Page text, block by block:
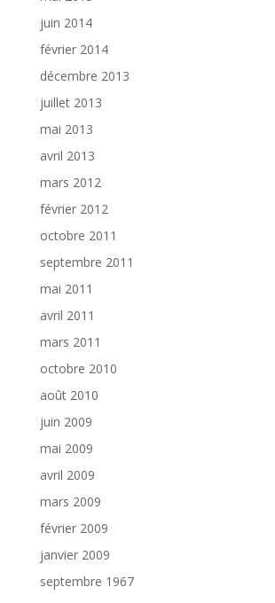
juin 2014
février 2014
décembre 2013
juillet 2013
mai 2013
avril 2013
mars 2012
février 2012
octobre 2011
septembre 2011
mai 2011
avril 2011
mars 2011
octobre 2010
août 2010
juin 2009
mai 2009
avril 2009
mars 2009
février 2009
janvier 2009
septembre 1967